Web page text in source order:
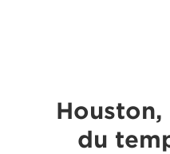
Houston,
du